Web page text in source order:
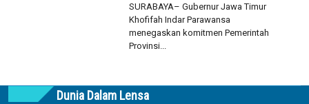
SURABAYA– Gubernur Jawa Timur
Khofifah Indar Parawansa
menegaskan komitmen Pemerintah
Provinsi...
Dunia Dalam Lensa